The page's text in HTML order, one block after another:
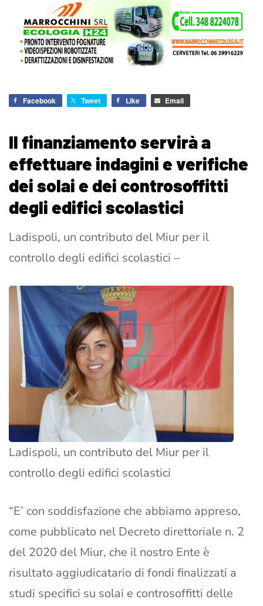
Facebook Tweet Like Email
Il finanziamento servirà a
effettuare indagini e verifiche
dei solai e dei controsoffitti
degli edifici scolastici
Ladispoli, un contributo del Miur per il
controllo degli edifici scolastici –
Ladispoli, un contributo del Miur per il
controllo degli edifici scolastici
“E’ con soddisfazione che abbiamo appreso,
come pubblicato nel Decreto direttoriale n. 2
del 2020 del Miur, che il nostro Ente è
risultato aggiudicatario di fondi finalizzati a
studi specifici su solai e controsoffitti delle